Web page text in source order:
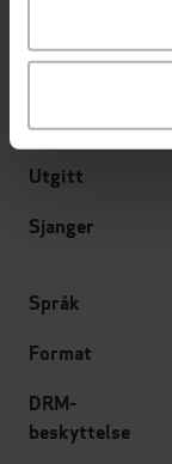
Forlag
Utgitt
Sjanger
Språk
Format
DRM-
beskyttelse